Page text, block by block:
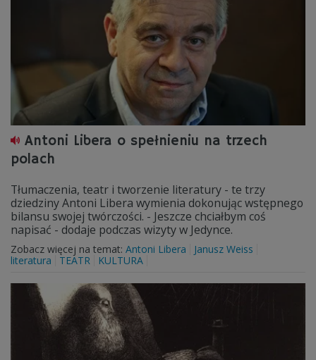
Antoni Libera o spełnieniu na trzech
polach
Tłumaczenia, teatr i tworzenie literatury - te trzy
dziedziny Antoni Libera wymienia dokonując wstępnego
bilansu swojej twórczości. - Jeszcze chciałbym coś
napisać - dodaje podczas wizyty w Jedynce.
Zobacz więcej na temat: Antoni Libera
Janusz Weiss
literatura
TEATR KULTURA